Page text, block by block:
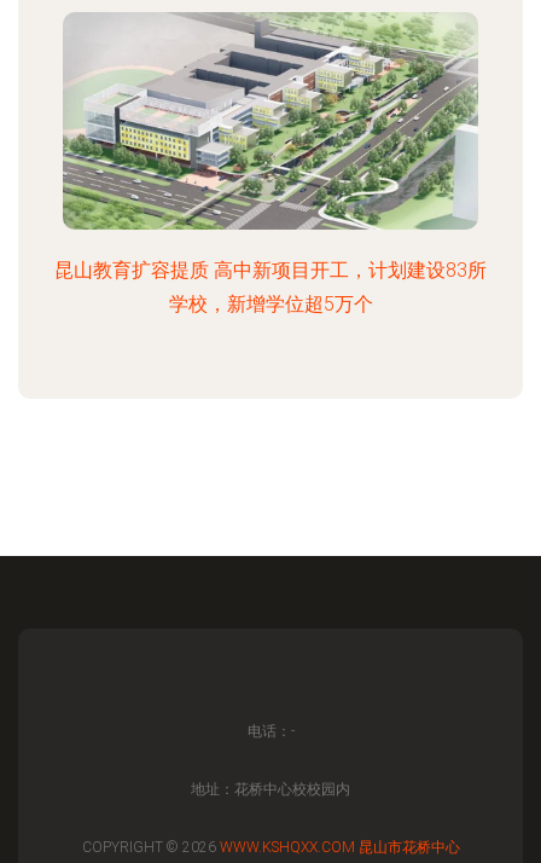
昆山教育扩容提质 高中新项目开工，计划建设83所
学校，新增学位超5万个
电话：-
地址：花桥中心校校园内
COPYRIGHT © 2026 WWW.KSHQXX.COM 昆山市花桥中心